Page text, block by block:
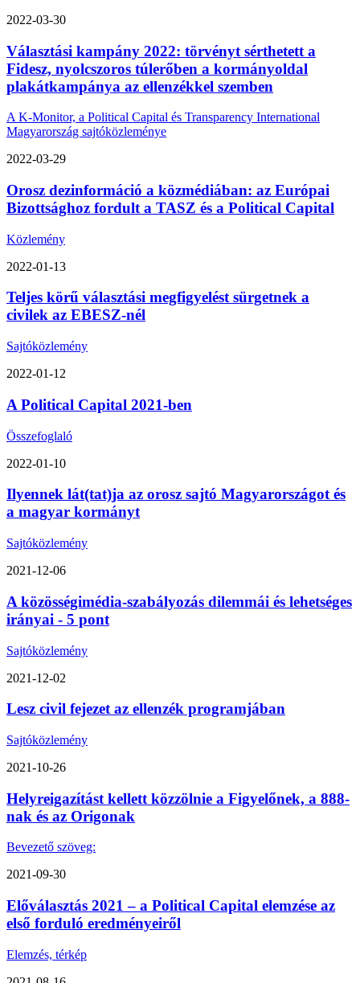
2022-03-30
Választási kampány 2022: törvényt sérthetett a
Fidesz, nyolcszoros túlerőben a kormányoldal
plakátkampánya az ellenzékkel szemben
A K-Monitor, a Political Capital és Transparency International
Magyarország sajtóközleménye
2022-03-29
Orosz dezinformáció a közmédiában: az Európai
Bizottsághoz fordult a TASZ és a Political Capital
Közlemény
2022-01-13
Teljes körű választási megfigyelést sürgetnek a
civilek az EBESZ-nél
Sajtóközlemény
2022-01-12
A Political Capital 2021-ben
Összefoglaló
2022-01-10
Ilyennek lát(tat)ja az orosz sajtó Magyarországot és
a magyar kormányt
Sajtóközlemény
2021-12-06
A közösségimédia-szabályozás dilemmái és lehetséges
irányai - 5 pont
Sajtóközlemény
2021-12-02
Lesz civil fejezet az ellenzék programjában
Sajtóközlemény
2021-10-26
Helyreigazítást kellett közzölnie a Figyelőnek, a 888-
nak és az Origonak
Bevezető szöveg:
2021-09-30
Előválasztás 2021 – a Political Capital elemzése az
első forduló eredményeiről
Elemzés, térkép